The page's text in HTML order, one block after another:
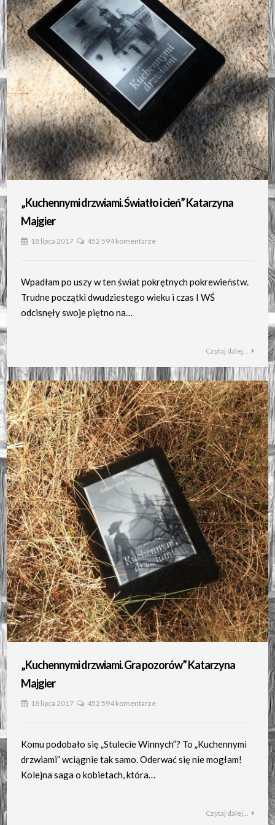
„Kuchennymi drzwiami. Światło i cień” Katarzyna
Majgier
18 lipca 2017 452 594 komentarze
Wpadłam po uszy w ten świat pokrętnych pokrewieństw.
Trudne początki dwudziestego wieku i czas I WŚ
odcisnęły swoje piętno na…
Czytaj dalej...
„Kuchennymi drzwiami. Gra pozorów” Katarzyna
Majgier
18 lipca 2017 452 594 komentarze
Komu podobało się „Stulecie Winnych”? To „Kuchennymi
drzwiami” wciągnie tak samo. Oderwać się nie mogłam!
Kolejna saga o kobietach, która…
Czytaj dalej...